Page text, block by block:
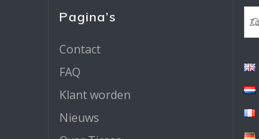
Pagina’s
Contact
FAQ
Klant worden
Nieuws